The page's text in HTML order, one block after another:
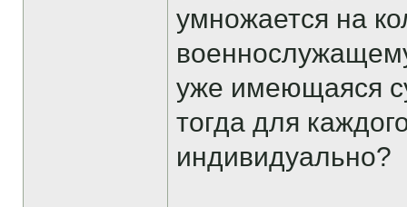
умножается на
уже имеющаяся
тогда для
индивидуально?